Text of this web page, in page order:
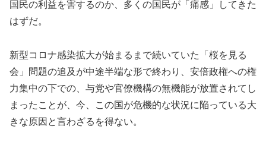
国民の利益を害するのか、多くの国民が「痛感」してきた
はずだ。
新型コロナ感染拡大が始まるまで続いていた「桜を見る
会」問題の追及が中途半端な形で終わり、安倍政権への権
力集中の下での、与党や官僚機構の無機能が放置されてし
まったことが、今、この国が危機的な状況に陥っている大
きな原因と言わざるを得ない。